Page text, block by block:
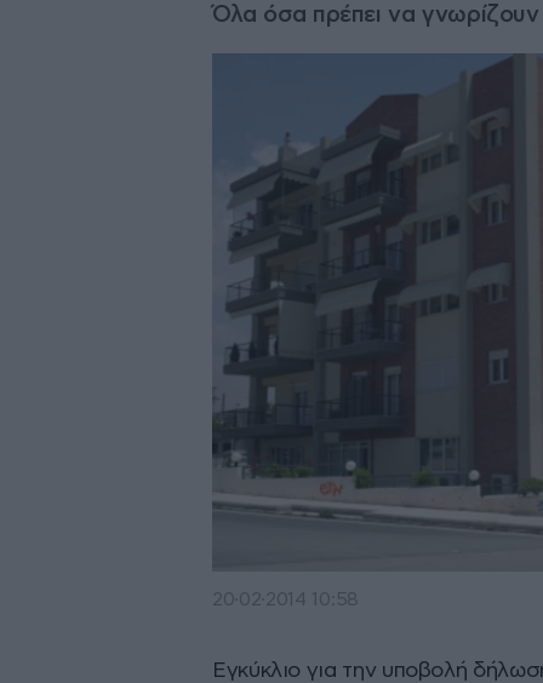
Όλα όσα πρέπει να
20·02·2014 10:58
Εγκύκλιο για την υποβολή